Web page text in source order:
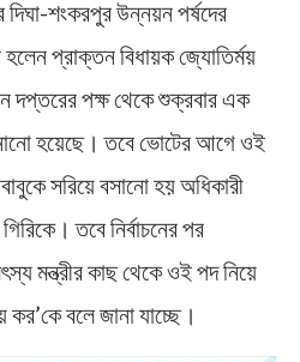
দিঘা-শংকরপুর উন্নয়ন পর্ষদের
প্রাক্তন বিধায়ক জ্যোতির্ময়
পক্ষ থেকে শুক্রবার এক
হয়েছে। তবে ভোটের আগে ওই
সরিয়ে বসানো হয় অধিকারী
তবে নির্বাচনের পর
মন্ত্রীর কাছ থেকে ওই পদ নিয়ে
বলে জানা যাচ্ছে।